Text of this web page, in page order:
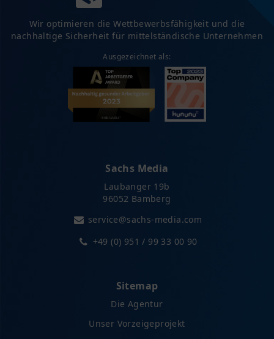
Wir optimieren die Wettbewerbsfähigkeit und die
nachhaltige Sicherheit für mittelständische Unternehmen
Ausgezeichnet als:
Sachs Media
Laubanger 19b
96052 Bamberg
service@sachs-media.com
+49 (0) 951 / 99 33 00 90
Sitemap
Die Agentur
Unser Vorzeigeprojekt